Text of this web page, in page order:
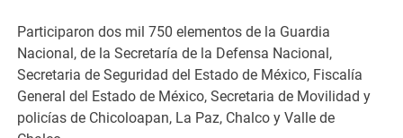
Participaron dos mil 750 elementos de la Guardia
Nacional, de la Secretaría de la Defensa Nacional,
Secretaria de Seguridad del Estado de México, Fiscalía
General del Estado de México, Secretaria de Movilidad y
policías de Chicoloapan, La Paz, Chalco y Valle de